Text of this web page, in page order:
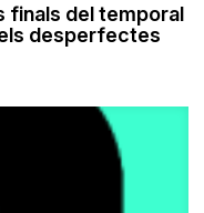
finals del temporal
desperfectes